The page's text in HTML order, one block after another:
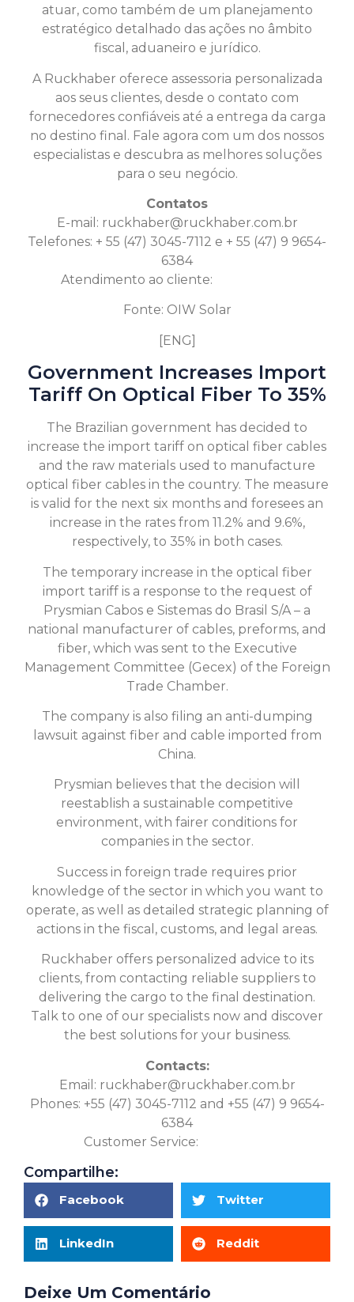
atuar, como também de um planejamento
estratégico detalhado das ações no âmbito
fiscal, aduaneiro e jurídico.
A Ruckhaber oferece assessoria personalizada
aos seus clientes, desde o contato com
fornecedores confiáveis até a entrega da carga
no destino final. Fale agora com um dos nossos
especialistas e descubra as melhores soluções
para o seu negócio.
Contatos
E-mail: ruckhaber@ruckhaber.com.br
Telefones: + 55 (47) 3045-7112 e + 55 (47) 9 9654-
6384
Atendimento ao cliente:
Fonte: OIW Solar
[ENG]
Government Increases Import
Tariff On Optical Fiber To 35%
The Brazilian government has decided to
increase the import tariff on optical fiber cables
and the raw materials used to manufacture
optical fiber cables in the country. The measure
is valid for the next six months and foresees an
increase in the rates from 11.2% and 9.6%,
respectively, to 35% in both cases.
The temporary increase in the optical fiber
import tariff is a response to the request of
Prysmian Cabos e Sistemas do Brasil S/A – a
national manufacturer of cables, preforms, and
fiber, which was sent to the Executive
Management Committee (Gecex) of the Foreign
Trade Chamber.
The company is also filing an anti-dumping
lawsuit against fiber and cable imported from
China.
Prysmian believes that the decision will
reestablish a sustainable competitive
environment, with fairer conditions for
companies in the sector.
Success in foreign trade requires prior
knowledge of the sector in which you want to
operate, as well as detailed strategic planning of
actions in the fiscal, customs, and legal areas.
Ruckhaber offers personalized advice to its
clients, from contacting reliable suppliers to
delivering the cargo to the final destination.
Talk to one of our specialists now and discover
the best solutions for your business.
Contacts:
Email: ruckhaber@ruckhaber.com.br
Phones: +55 (47) 3045-7112 and +55 (47) 9 9654-
6384
Customer Service:
Compartilhe:
Facebook Twitter
LinkedIn Reddit
Deixe Um Comentário